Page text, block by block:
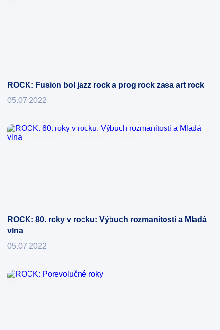
ROCK: Fusion bol jazz rock a prog rock zasa art rock
05.07.2022
ROCK: 80. roky v rocku: Výbuch rozmanitosti a Mladá
vlna
05.07.2022